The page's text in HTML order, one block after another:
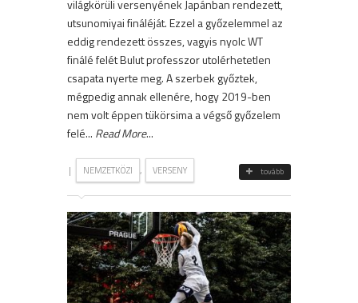
világkörüli versenyének Japánban rendezett,
utsunomiyai fináléját. Ezzel a győzelemmel az
eddig rendezett összes, vagyis nyolc WT
finálé felét Bulut professzor utolérhetetlen
csapata nyerte meg. A szerbek győztek,
mégpedig annak ellenére, hogy 2019-ben
nem volt éppen tükörsima a végső győzelem
felé... Read More...
| NEMZETKÖZI , VERSENY tovább